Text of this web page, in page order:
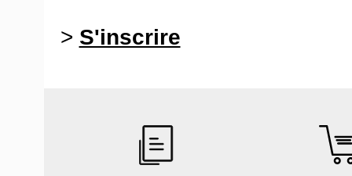
> S'inscrire